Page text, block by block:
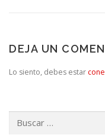
DEJA UN
Lo siento, debes estar